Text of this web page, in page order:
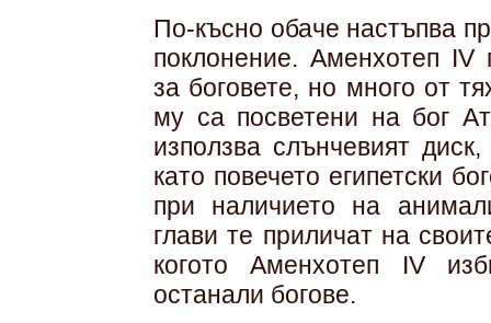
По-късно обаче настъпва
поклонение. Аменхотеп IV
за боговете, но много от
му са посветени на бог
използва слънчевият
като повечето египетски
при наличието на
глави те приличат на
когото Аменхотеп IV
останали богове.